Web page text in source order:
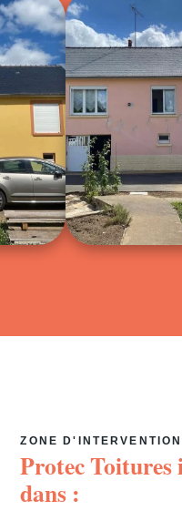
ZONE D'INTERVENTION
Protec
dans :